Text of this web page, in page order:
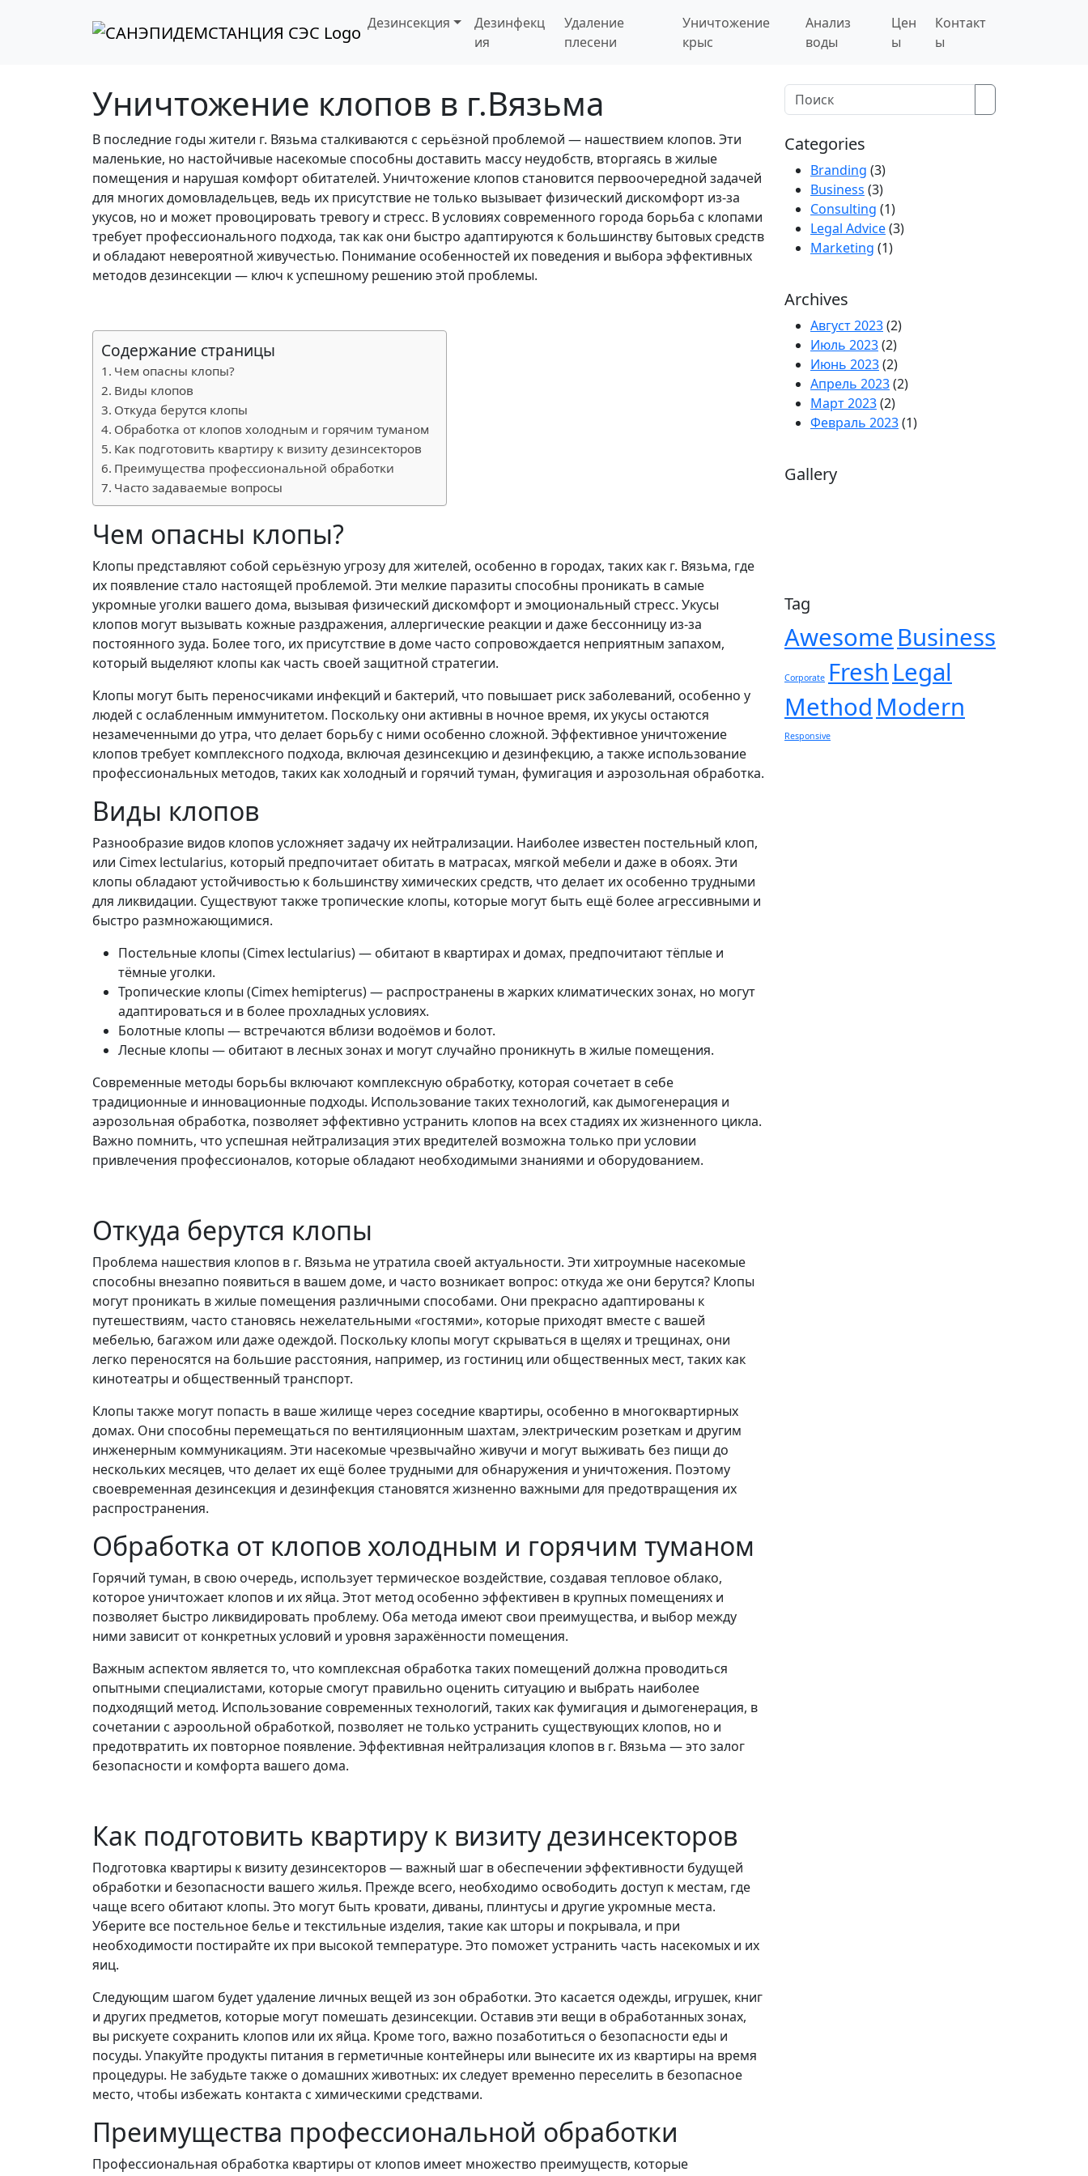
Дезинсекция
Дезинфекц
ия
Удаление
плесени
Уничтожение
крыс
Анализ
воды
Цен
ы
Контакт
ы
Уничтожение клопов в г.Вязьма
В последние годы жители г. Вязьма сталкиваются с серьёзной проблемой — нашествием клопов. Эти
маленькие, но настойчивые насекомые способны доставить массу неудобств, вторгаясь в жилые
помещения и нарушая комфорт обитателей. Уничтожение клопов становится первоочередной задачей
для многих домовладельцев, ведь их присутствие не только вызывает физический дискомфорт из-за
укусов, но и может провоцировать тревогу и стресс. В условиях современного города борьба с клопами
требует профессионального подхода, так как они быстро адаптируются к большинству бытовых средств
и обладают невероятной живучестью. Понимание особенностей их поведения и выбора эффективных
методов дезинсекции — ключ к успешному решению этой проблемы.
Содержание страницы
Чем опасны клопы?
Виды клопов
Откуда берутся клопы
Обработка от клопов холодным и горячим туманом
Как подготовить квартиру к визиту дезинсекторов
Преимущества профессиональной обработки
Часто задаваемые вопросы
Чем опасны клопы?
Клопы представляют собой серьёзную угрозу для жителей, особенно в городах, таких как г. Вязьма, где
их появление стало настоящей проблемой. Эти мелкие паразиты способны проникать в самые
укромные уголки вашего дома, вызывая физический дискомфорт и эмоциональный стресс. Укусы
клопов могут вызывать кожные раздражения, аллергические реакции и даже бессонницу из-за
постоянного зуда. Более того, их присутствие в доме часто сопровождается неприятным запахом,
который выделяют клопы как часть своей защитной стратегии.
Клопы могут быть переносчиками инфекций и бактерий, что повышает риск заболеваний, особенно у
людей с ослабленным иммунитетом. Поскольку они активны в ночное время, их укусы остаются
незамеченными до утра, что делает борьбу с ними особенно сложной. Эффективное уничтожение
клопов требует комплексного подхода, включая дезинсекцию и дезинфекцию, а также использование
профессиональных методов, таких как холодный и горячий туман, фумигация и аэрозольная обработка.
Виды клопов
Разнообразие видов клопов усложняет задачу их нейтрализации. Наиболее известен постельный клоп,
или Cimex lectularius, который предпочитает обитать в матрасах, мягкой мебели и даже в обоях. Эти
клопы обладают устойчивостью к большинству химических средств, что делает их особенно трудными
для ликвидации. Существуют также тропические клопы, которые могут быть ещё более агрессивными и
быстро размножающимися.
Постельные клопы (Cimex lectularius) — обитают в квартирах и домах, предпочитают тёплые и
тёмные уголки.
Тропические клопы (Cimex hemipterus) — распространены в жарких климатических зонах, но могут
адаптироваться и в более прохладных условиях.
Болотные клопы — встречаются вблизи водоёмов и болот.
Лесные клопы — обитают в лесных зонах и могут случайно проникнуть в жилые помещения.
Современные методы борьбы включают комплексную обработку, которая сочетает в себе
традиционные и инновационные подходы. Использование таких технологий, как дымогенерация и
аэрозольная обработка, позволяет эффективно устранить клопов на всех стадиях их жизненного цикла.
Важно помнить, что успешная нейтрализация этих вредителей возможна только при условии
привлечения профессионалов, которые обладают необходимыми знаниями и оборудованием.
Откуда берутся клопы
Проблема нашествия клопов в г. Вязьма не утратила своей актуальности. Эти хитроумные насекомые
способны внезапно появиться в вашем доме, и часто возникает вопрос: откуда же они берутся? Клопы
могут проникать в жилые помещения различными способами. Они прекрасно адаптированы к
путешествиям, часто становясь нежелательными «гостями», которые приходят вместе с вашей
мебелью, багажом или даже одеждой. Поскольку клопы могут скрываться в щелях и трещинах, они
легко переносятся на большие расстояния, например, из гостиниц или общественных мест, таких как
кинотеатры и общественный транспорт.
Клопы также могут попасть в ваше жилище через соседние квартиры, особенно в многоквартирных
домах. Они способны перемещаться по вентиляционным шахтам, электрическим розеткам и другим
инженерным коммуникациям. Эти насекомые чрезвычайно живучи и могут выживать без пищи до
нескольких месяцев, что делает их ещё более трудными для обнаружения и уничтожения. Поэтому
своевременная дезинсекция и дезинфекция становятся жизненно важными для предотвращения их
распространения.
Обработка от клопов холодным и горячим туманом
Горячий туман, в свою очередь, использует термическое воздействие, создавая тепловое облако,
которое уничтожает клопов и их яйца. Этот метод особенно эффективен в крупных помещениях и
позволяет быстро ликвидировать проблему. Оба метода имеют свои преимущества, и выбор между
ними зависит от конкретных условий и уровня заражённости помещения.
Важным аспектом является то, что комплексная обработка таких помещений должна проводиться
опытными специалистами, которые смогут правильно оценить ситуацию и выбрать наиболее
подходящий метод. Использование современных технологий, таких как фумигация и дымогенерация, в
сочетании с аэроольной обработкой, позволяет не только устранить существующих клопов, но и
предотвратить их повторное появление. Эффективная нейтрализация клопов в г. Вязьма — это залог
безопасности и комфорта вашего дома.
Как подготовить квартиру к визиту дезинсекторов
Подготовка квартиры к визиту дезинсекторов — важный шаг в обеспечении эффективности будущей
обработки и безопасности вашего жилья. Прежде всего, необходимо освободить доступ к местам, где
чаще всего обитают клопы. Это могут быть кровати, диваны, плинтусы и другие укромные места.
Уберите все постельное белье и текстильные изделия, такие как шторы и покрывала, и при
необходимости постирайте их при высокой температуре. Это поможет устранить часть насекомых и их
яиц.
Следующим шагом будет удаление личных вещей из зон обработки. Это касается одежды, игрушек, книг
и других предметов, которые могут помешать дезинсекции. Оставив эти вещи в обработанных зонах,
вы рискуете сохранить клопов или их яйца. Кроме того, важно позаботиться о безопасности еды и
посуды. Упакуйте продукты питания в герметичные контейнеры или вынесите их из квартиры на время
процедуры. Не забудьте также о домашних животных: их следует временно переселить в безопасное
место, чтобы избежать контакта с химическими средствами.
Преимущества профессиональной обработки
Профессиональная обработка квартиры от клопов имеет множество преимуществ, которые
Search
Categories
Branding (3)
Business (3)
Consulting (1)
Legal Advice(3)
Marketing (1)
Archives
Август 2023(2)
Июль 2023(2)
Июнь 2023(2)
Апрель 2023(2)
Март 2023(2)
Февраль 2023(1)
Gallery
Tag
Awesome Business
Corporate Fresh Legal
Method Modern
Responsive